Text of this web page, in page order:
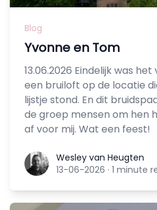
Blog
Yvonne en Tom
13.06.2026 Eindelijk was
een bruiloft op de locatie
lijstje stond. En dit
de groep mensen om hen
af voor mij. Wat een feest!
Wesley van Heugten
Wesley van Heugten
13-06-2026 · 1 minute